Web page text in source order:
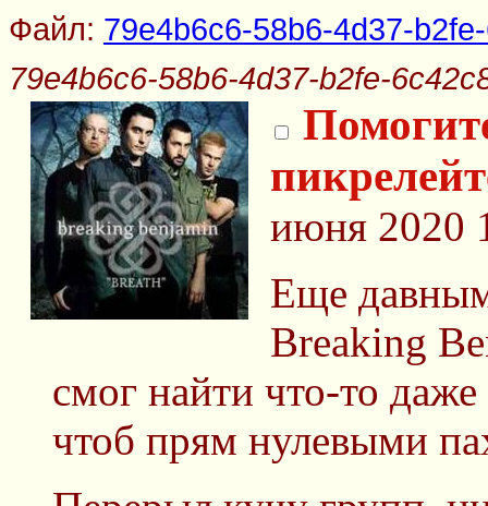
Файл: 79e4b6c6-58b6-4d37-
79e4b6c6-58b6-4d37-b2fe-
июня 2020
Еще
Breaking
смог найти что-то
чтоб прям нулевыми